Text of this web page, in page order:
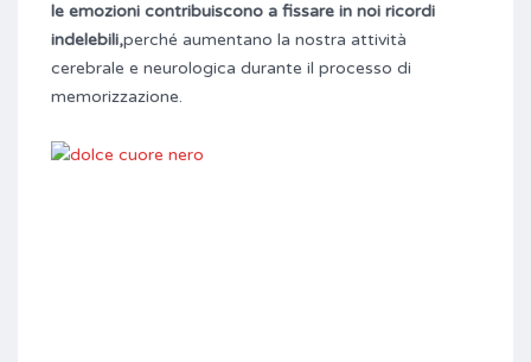
le emozioni contribuiscono a fissare in noi ricordi
indelebili,perché aumentano la nostra attività
cerebrale e neurologica durante il processo di
memorizzazione.